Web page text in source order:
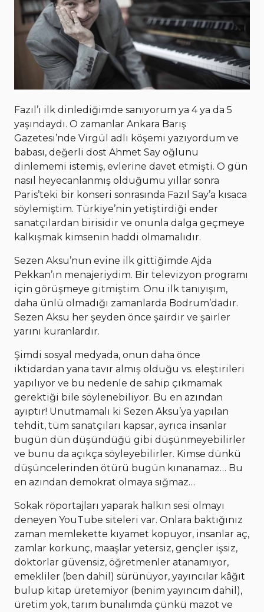
Fazıl’ı ilk dinlediğimde sanıyorum ya 4 ya da 5
yaşındaydı. O zamanlar Ankara Barış
Gazetesi’nde Virgül adlı köşemi yazıyordum ve
babası, değerli dost Ahmet Say oğlunu
dinlememi istemiş, evlerine davet etmişti. O gün
nasıl heyecanlanmış olduğumu yıllar sonra
Paris’teki bir konseri sonrasında Fazıl Say’a kısaca
söylemiştim. Türkiye’nin yetiştirdiği ender
sanatçılardan birisidir ve onunla dalga geçmeye
kalkışmak kimsenin haddi olmamalıdır.
Sezen Aksu’nun evine ilk gittiğimde Ajda
Pekkan’ın menajeriydim. Bir televizyon programı
için görüşmeye gitmiştim. Onu ilk tanıyışım,
daha ünlü olmadığı zamanlarda Bodrum’dadır.
Sezen Aksu her şeyden önce şairdir ve şairler
yarını kuranlardır.
Şimdi sosyal medyada, onun daha önce
iktidardan yana tavır almış olduğu vs. eleştirileri
yapılıyor ve bu nedenle de sahip çıkmamak
gerektiği bile söylenebiliyor. Bu en azından
ayıptır! Unutmamalı ki Sezen Aksu’ya yapılan
tehdit, tüm sanatçıları kapsar, ayrıca insanlar
bugün dün düşündüğü gibi düşünmeyebilirler
ve bunu da açıkça söyleyebilirler. Kimse dünkü
düşüncelerinden ötürü bugün kınanamaz… Bu
en azından demokrat olmaya sığmaz…
Sokak röportajları yaparak halkın sesi olmayı
deneyen YouTube siteleri var. Onlara baktığınız
zaman memlekette kıyamet kopuyor, insanlar aç,
zamlar korkunç, maaşlar yetersiz, gençler işsiz,
doktorlar güvensiz, öğretmenler atanamıyor,
emekliler (ben dahil) sürünüyor, yayıncılar kâğıt
bulup kitap üretemiyor (benim yayıncım dahil),
üretim yok, tarım bunalımda çünkü mazot ve